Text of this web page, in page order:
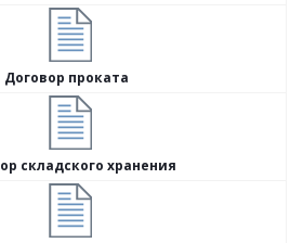
Договор проката
складского хранения